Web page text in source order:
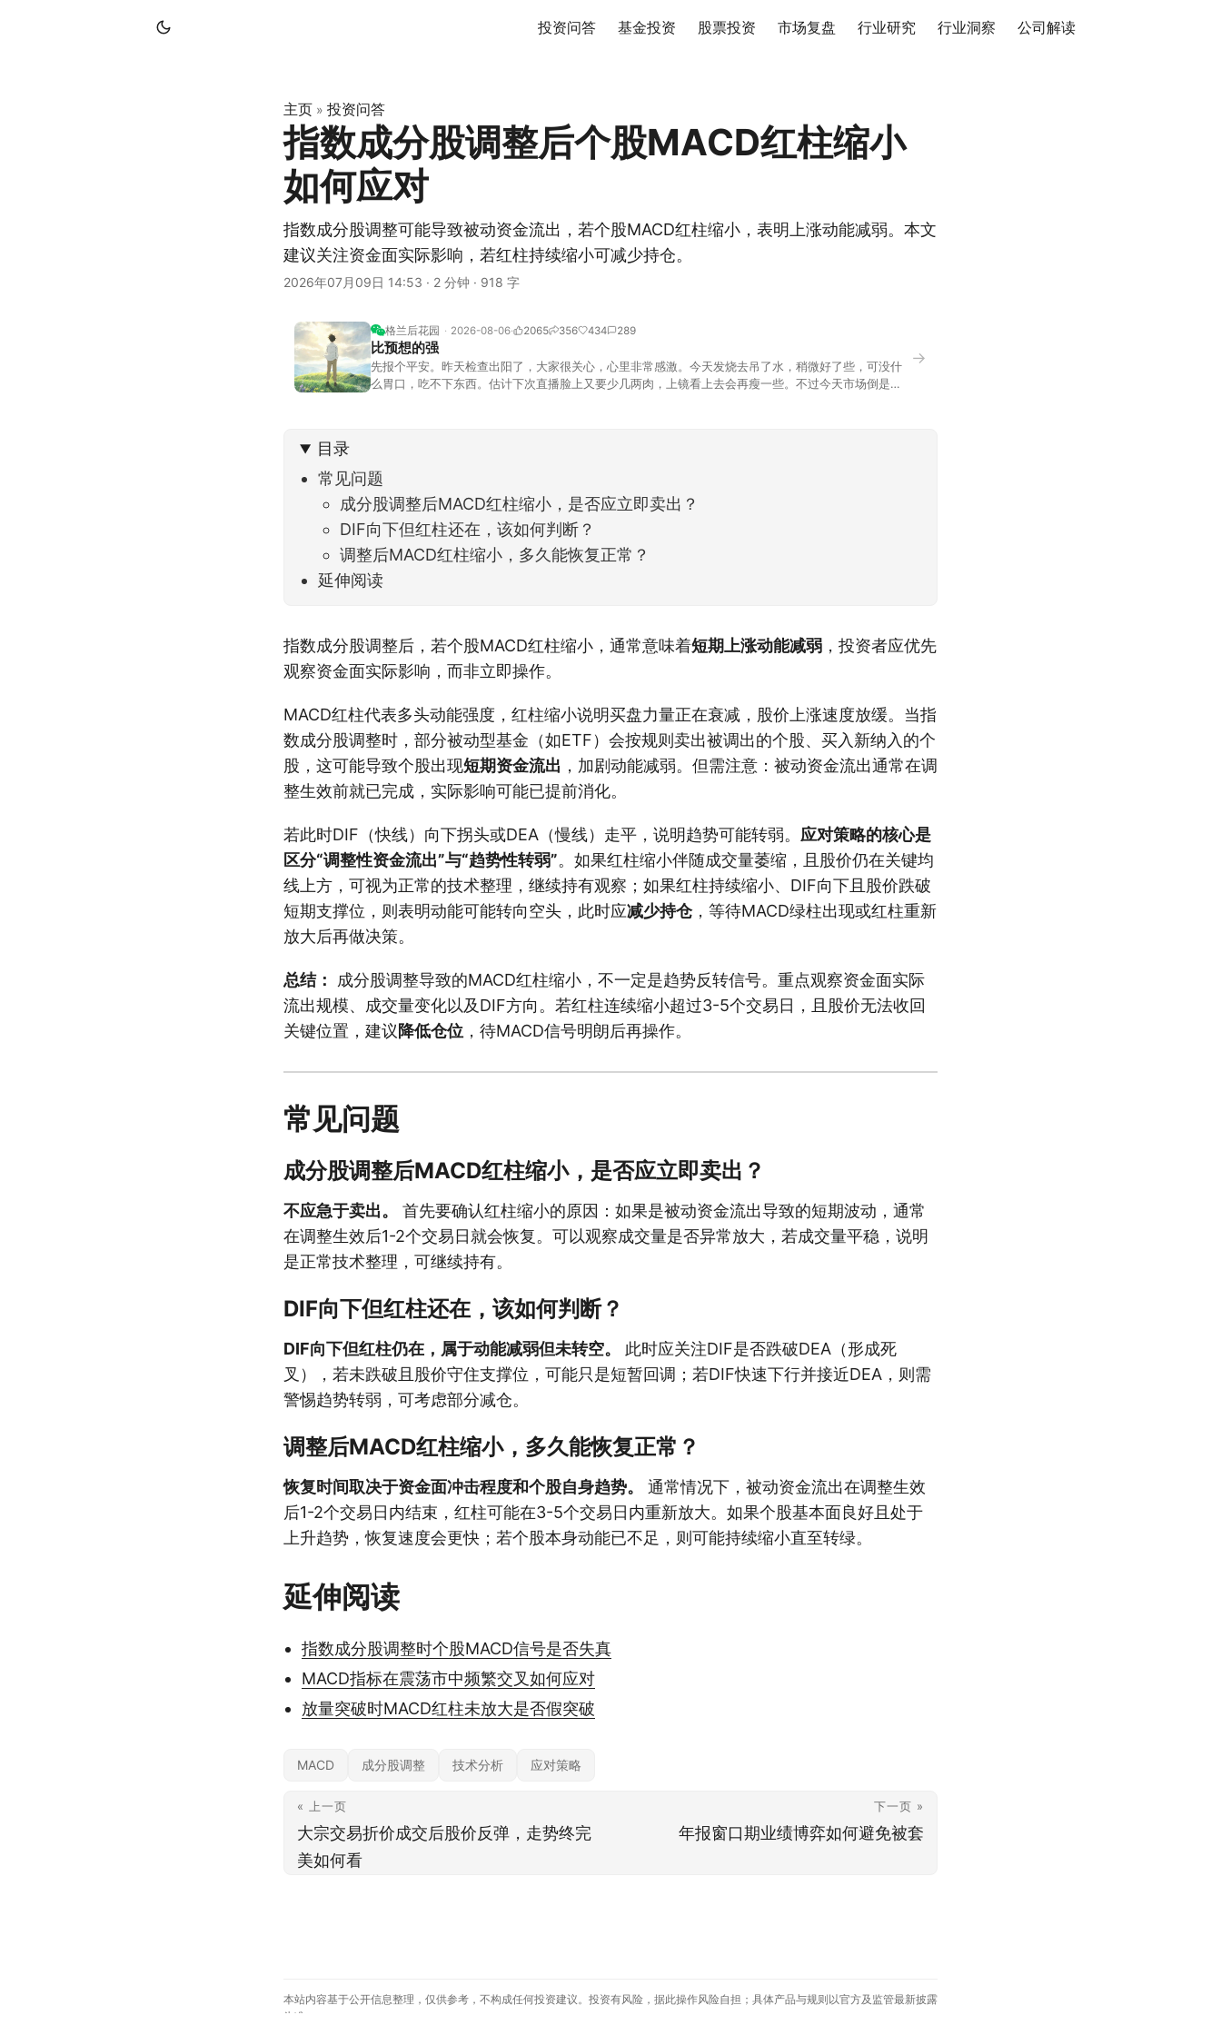
投资问答 基金投资 股票投资 市场复盘 行业研究 行业洞察 公司解读
主页 » 投资问答
指数成分股调整后个股MACD红柱缩小
如何应对
指数成分股调整可能导致被动资金流出，若个股MACD红柱缩小，表明上涨动能减弱。本文
建议关注资金面实际影响，若红柱持续缩小可减少持仓。
2026年07月09日 14:53 · 2 分钟 · 918 字
格兰后花园 2026-08-06 2065 356 434 289
比预想的强
先报个平安。昨天检查出阳了，大家很关心，心里非常感激。今天发烧去吊了水，稍微好了些，可没什
么胃口，吃不下东西。估计下次直播脸上又要少几两肉，上镜看上去会再瘦一些。不过今天市场倒是蛮
→
目录
常见问题
成分股调整后MACD红柱缩小，是否应立即卖出？
DIF向下但红柱还在，该如何判断？
调整后MACD红柱缩小，多久能恢复正常？
延伸阅读
指数成分股调整后，若个股MACD红柱缩小，通常意味着短期上涨动能减弱 ，投资者应优先
观察资金面实际影响，而非立即操作。
MACD红柱代表多头动能强度，红柱缩小说明买盘力量正在衰减，股价上涨速度放缓。当指
数成分股调整时，部分被动型基金（如ETF）会按规则卖出被调出的个股、买入新纳入的个
股，这可能导致个股出现短期资金流出 ，加剧动能减弱。但需注意：被动资金流出通常在调
整生效前就已完成，实际影响可能已提前消化。
若此时DIF（快线）向下拐头或DEA（慢线）走平，说明趋势可能转弱。 应对策略的核心是
区分“调整性资金流出”与“趋势性转弱”。如果红柱缩小伴随成交量萎缩，且股价仍在关键均
线上方，可视为正常的技术整理，继续持有观察；如果红柱持续缩小、DIF向下且股价跌破
短期支撑位，则表明动能可能转向空头，此时应减少持仓，等待MACD绿柱出现或红柱重新
放大后再做决策。
总结：
成分股调整导致的MACD红柱缩小，不一定是趋势反转信号。重点观察资金面实际
流出规模、成交量变化以及DIF方向。若红柱连续缩小超过3-5个交易日，且股价无法收回
关键位置，建议降低仓位 ，待MACD信号明朗后再操作。
常见问题
成分股调整后MACD红柱缩小，是否应立即卖出？
不应急于卖出。
首先要确认红柱缩小的原因：如果是被动资金流出导致的短期波动，通常
在调整生效后1-2个交易日就会恢复。可以观察成交量是否异常放大，若成交量平稳，说明
是正常技术整理，可继续持有。
DIF向下但红柱还在，该如何判断？
DIF向下但红柱仍在，属于动能减弱但未转空。
此时应关注DIF是否跌破DEA（形成死
叉），若未跌破且股价守住支撑位，可能只是短暂回调；若DIF快速下行并接近DEA，则需
警惕趋势转弱，可考虑部分减仓。
调整后MACD红柱缩小，多久能恢复正常？
恢复时间取决于资金面冲击程度和个股自身趋势。
通常情况下，被动资金流出在调整生效
后1-2个交易日内结束，红柱可能在3-5个交易日内重新放大。如果个股基本面良好且处于
上升趋势，恢复速度会更快；若个股本身动能已不足，则可能持续缩小直至转绿。
延伸阅读
指数成分股调整时个股MACD信号是否失真
MACD指标在震荡市中频繁交叉如何应对
放量突破时MACD红柱未放大是否假突破
MACD 成分股调整 技术分析 应对策略
« 上一页
大宗交易折价成交后股价反弹，走势终完
美如何看
下一页 »
年报窗口期业绩博弈如何避免被套
本站内容基于公开信息整理，仅供参考，不构成任何投资建议。投资有风险，据此操作风险自担；具体产品与规则以官方及监管最新披露
为准。